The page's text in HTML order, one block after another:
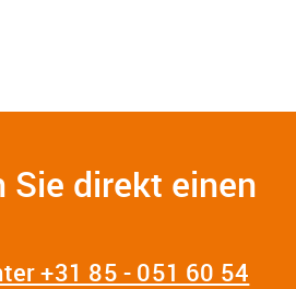
Sie direkt einen
+31 85 - 051 60 54